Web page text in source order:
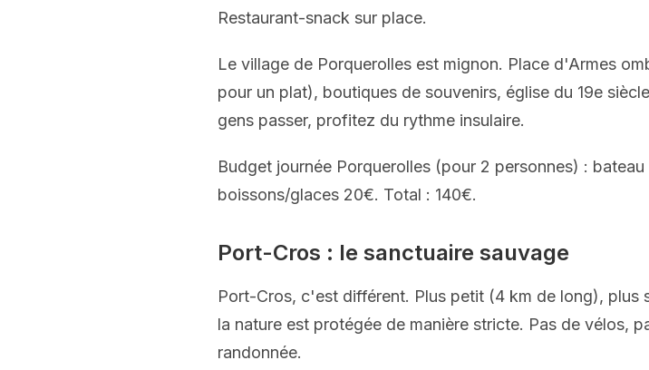
Restaurant-snack sur place.
Le village de Porquerolles est mignon. Place d'Armes
pour un plat), boutiques de souvenirs, église du 19e
gens passer, profitez du rythme insulaire.
Budget journée Porquerolles (pour 2 personnes) :
boissons/glaces 20€. Total : 140€.
Port-Cros : le sanctuaire sauvage
Port-Cros, c'est différent. Plus petit (4 km de long), plus
la nature est protégée de manière stricte. Pas de vélos,
randonnée.